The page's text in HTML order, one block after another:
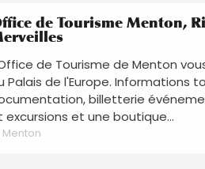
de Tourisme Menton,
de Tourisme de Menton
Palais de l'Europe. Informations
billetterie
excursions et une boutique...
Menton